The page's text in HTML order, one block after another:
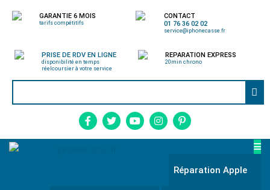
GARANTIE 6 MOIS
tarifs compétitifs
CONTACT
01 76 36 02 02
service@iphonecasse.fr
PRISE DE RDV EN LIGNE
disponibilité en temps
réelcoursier à votre service
REPARATION EXPRESS
20min chrono
Réparation Apple